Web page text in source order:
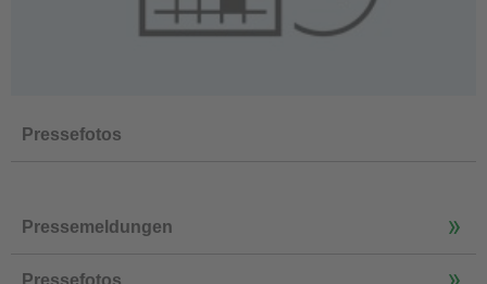
Pressefotos
Pressemeldungen
Pressefotos